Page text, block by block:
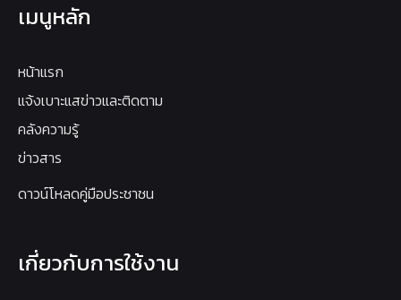
เมนูหลัก
หน้าแรก
แจ้งเบาะแสข่าวและติดตาม
คลังความรู้
ข่าวสาร
ดาวน์โหลดคู่มือประชาชน
เกี่ยวกับการใช้งาน